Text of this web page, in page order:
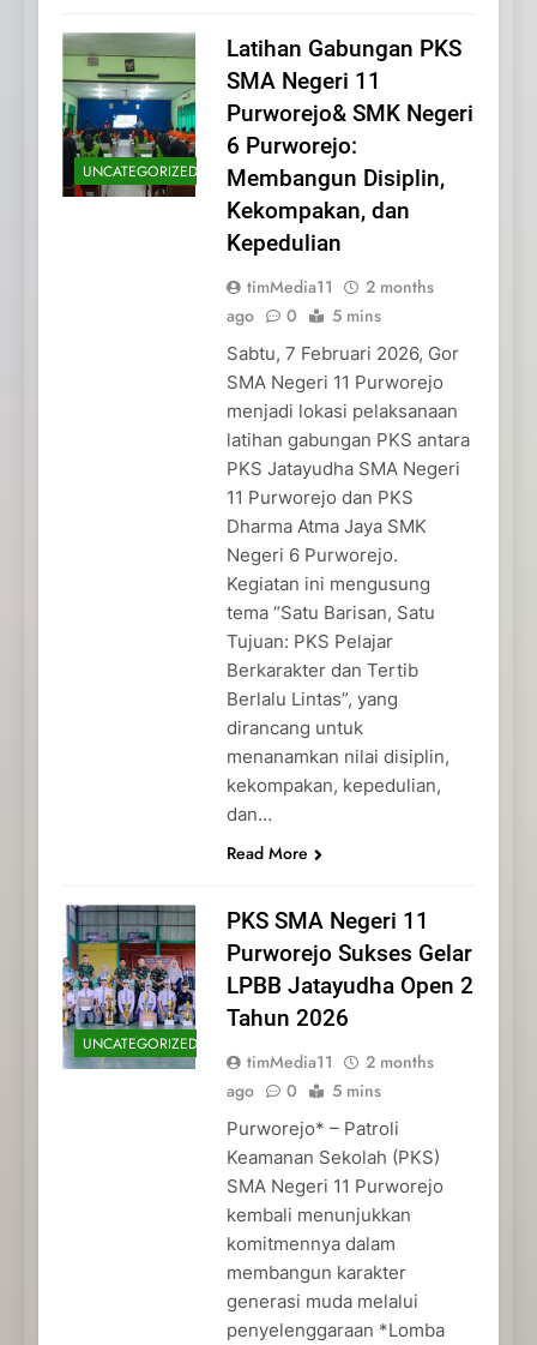
UNCATEGORIZED
Latihan Gabungan PKS
SMA Negeri 11
Purworejo& SMK Negeri
6 Purworejo:
Membangun Disiplin,
Kekompakan, dan
Kepedulian
timMedia11
2 months
ago
0 5 mins
Sabtu, 7 Februari 2026, Gor
SMA Negeri 11 Purworejo
menjadi lokasi pelaksanaan
latihan gabungan PKS antara
PKS Jatayudha SMA Negeri
11 Purworejo dan PKS
Dharma Atma Jaya SMK
Negeri 6 Purworejo.
Kegiatan ini mengusung
tema “Satu Barisan, Satu
Tujuan: PKS Pelajar
Berkarakter dan Tertib
Berlalu Lintas”, yang
dirancang untuk
menanamkan nilai disiplin,
kekompakan, kepedulian,
dan…
Read More
UNCATEGORIZED
PKS SMA Negeri 11
Purworejo Sukses Gelar
LPBB Jatayudha Open 2
Tahun 2026
timMedia11
2 months
ago
0 5 mins
Purworejo* – Patroli
Keamanan Sekolah (PKS)
SMA Negeri 11 Purworejo
kembali menunjukkan
komitmennya dalam
membangun karakter
generasi muda melalui
penyelenggaraan *Lomba